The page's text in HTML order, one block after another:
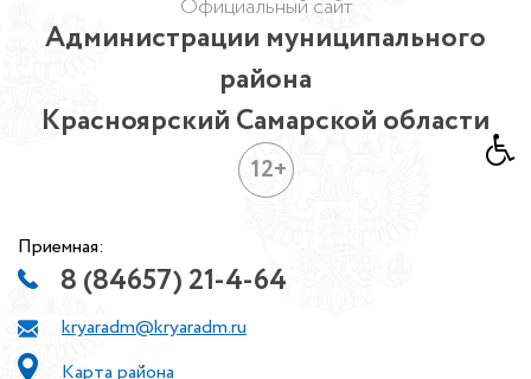
Официальный сайт
Администрации муниципального
района
Красноярский Самарской области
12+
Приемная:
8 (84657) 21-4-64
kryaradm@kryaradm.ru
Карта района